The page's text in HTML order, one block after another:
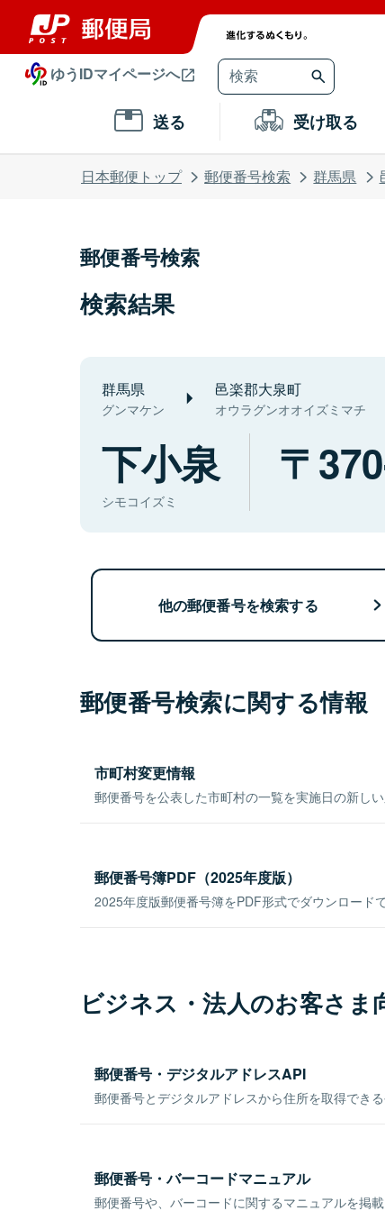
ゆうIDマイページへ
送る 受け取る
日本郵便トップ 郵便番号検索 群馬県
郵便番号検索
検索結果
群馬県
グンマケン
邑楽郡大泉町
オウラグンオオイズミマチ
下小泉
シモコイズミ
他の郵便番号を検索する
郵便番号検索に関する情報
市町村変更情報
郵便番号を公表した市町村の一覧を実施日の新しい
郵便番号簿PDF（2025年度版）
2025年度版郵便番号簿をPDF形式でダウンロードで
ビジネス・法人のお客さま
郵便番号・デジタルアドレスAPI
郵便番号とデジタルアドレスから住所を取得できる
郵便番号・バーコードマニュアル
郵便番号や、バーコードに関するマニュアルを掲載